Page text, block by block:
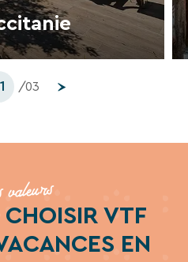
/03
VTF
EN